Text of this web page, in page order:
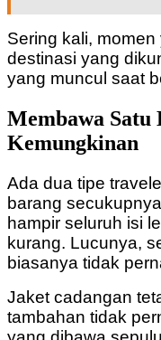
Sering kali,
destinasi yang
yang muncul saat
Membawa Satu
Kemungkinan
Ada dua tipe
barang
hampir seluruh isi
kurang. Lucunya,
biasanya tidak
Jaket cadangan
tambahan tidak